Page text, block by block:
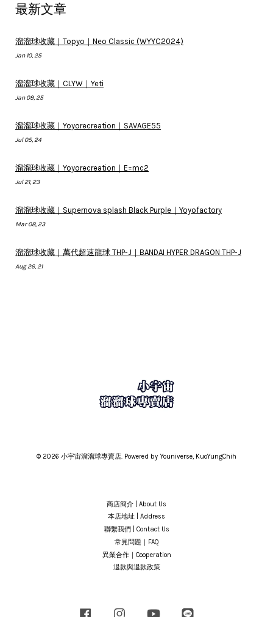
最新文章
溜溜球收藏｜Topyo｜Neo Classic (WYYC2024)
Jan 10, 25
溜溜球收藏｜CLYW｜Yeti
Jan 09, 25
溜溜球收藏｜Yoyorecreation｜SAVAGE55
Jul 05, 24
溜溜球收藏｜Yoyorecreation｜E=mc2
Jul 21, 23
溜溜球收藏｜Supernova splash Black Purple｜Yoyofactory
Mar 08, 23
溜溜球收藏｜萬代超速龍球 THP-J｜BANDAI HYPER DRAGON THP-J
Aug 26, 21
© 2026 小宇宙溜溜球專賣店. Powered by Youniverse, KuoYungChih
商店簡介 | About Us
本店地址 | Address
聯繫我們 | Contact Us
常見問題｜FAQ
異業合作｜Cooperation
退款與退款政策
Facebook Instagram YouTube